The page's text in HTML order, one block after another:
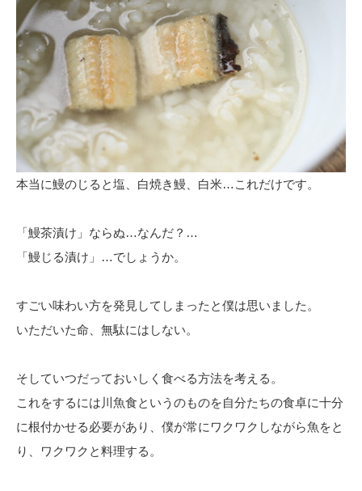
本当に鰻のじると塩、白焼き鰻、白米…これだけです。
「鰻茶漬け」ならぬ…なんだ？…
「鰻じる漬け」…でしょうか。
すごい味わい方を発見してしまったと僕は思いました。
いただいた命、無駄にはしない。
そしていつだっておいしく食べる方法を考える。
これをするには川魚食というのものを自分たちの食卓に十分
に根付かせる必要があり、僕が常にワクワクしながら魚をと
り、ワクワクと料理する。